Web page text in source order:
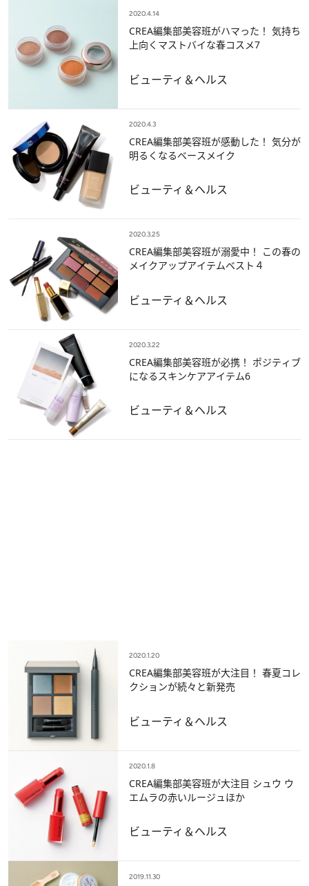
2020.4.14
CREA編集部美容班がハマった！ 気持ち
上向くマストバイな春コスメ7
ビューティ＆ヘルス
2020.4.3
CREA編集部美容班が感動した！ 気分が
明るくなるベースメイク
ビューティ＆ヘルス
2020.3.25
CREA編集部美容班が溺愛中！ この春の
メイクアップアイテムベスト４
ビューティ＆ヘルス
2020.3.22
CREA編集部美容班が必携！ ポジティブ
になるスキンケアアイテム6
ビューティ＆ヘルス
2020.1.20
CREA編集部美容班が大注目！ 春夏コレ
クションが続々と新発売
ビューティ＆ヘルス
2020.1.8
CREA編集部美容班が大注目 シュウ ウ
エムラの赤いルージュほか
ビューティ＆ヘルス
2019.11.30